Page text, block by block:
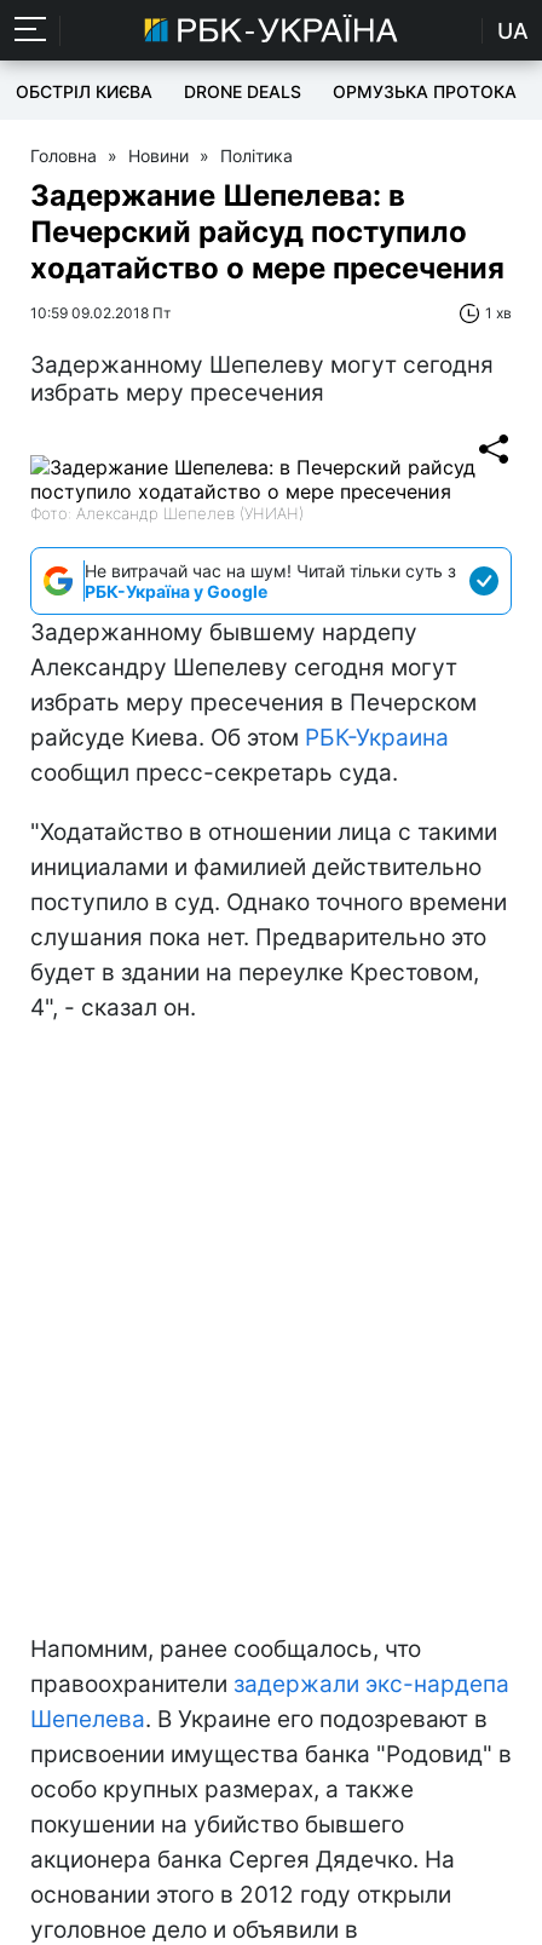
UA
ОБСТРІЛ КИЄВА DRONE DEALS ОРМУЗЬКА ПРОТОКА
Головна » Новини » Політика
Задержание Шепелева: в
Печерский райсуд поступило
ходатайство о мере пресечения
10:59 09.02.2018 Пт 1 хв
Задержанному Шепелеву могут сегодня
избрать меру пресечения
Фото: Александр Шепелев (УНИАН)
Не витрачай час на шум! Читай тільки суть з
РБК-Україна у Google
Задержанному бывшему нардепу
Александру Шепелеву сегодня могут
избрать меру пресечения в Печерском
райсуде Киева. Об этом РБК-Украина
сообщил пресс-секретарь суда.
"Ходатайство в отношении лица с такими
инициалами и фамилией действительно
поступило в суд. Однако точного времени
слушания пока нет. Предварительно это
будет в здании на переулке Крестовом,
4", - сказал он.
Напомним, ранее сообщалось, что
правоохранители задержали экс-нардепа
Шепелева. В Украине его подозревают в
присвоении имущества банка "Родовид" в
особо крупных размерах, а также
покушении на убийство бывшего
акционера банка Сергея Дядечко. На
основании этого в 2012 году открыли
уголовное дело и объявили в